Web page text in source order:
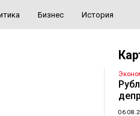
Бизнес История